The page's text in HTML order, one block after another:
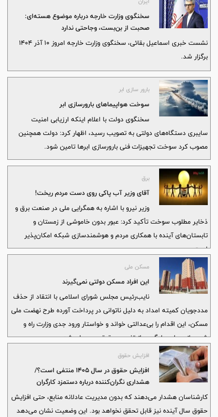
سخنگوی وزارت خارجه درباره موضوع هسته‌ای:
صحبت از بن‌بست، وجاحتی ندارد
نشست خبری اسماعیل بقائی، سخنگوی وزارت خارجه امروز ۱۰ آذر ۱۴۰۴
برگزار شد.
بارور سازی ابر
سوخت هواپیماهای بارورسازی ابر
سخنگوی دولت با اعلام اینکه ارزیابی امنیت
سایبری دستگاه‌های دولتی به تصویب رسید، اظهار کرد: دولت همچنین
مصوب کرد سوخت تجهیزات فنی بارورسازی ابرها تامین شود.
برق
آقای وزیر آب پاکی روی دست مردم ریخت!
وزیر نیرو با اشاره به همگرایی ملی در صنعت برق و
ذخایر مطلوب سوخت تأکید کرد: عبور بدون خاموشی از زمستان و
تابستان‌های آینده با همکاری مردم و هوشمندسازی شبکه امکان‌پذیر
است.
مسکن ملی
این افراد مسکن دولتی نمی‌گیرند
نایب‌رئیس مجلس شورای اسلامی با انتقاد از حذف
مددجویان کمیته امداد به دلیل ناتوانی در پرداخت آورده طرح نهضت ملی
مسکن، این اقدام را بی‌عدالتی خواند و خواستار ورود جدی وزارت راه و
شهرسازی برای جلوگیری از تضییع حقوق محرومان شد.
افزایش حقوق
افزایش حقوق در سال ۱۴۰۵ منتفی است؟/
هشداری نگران‌کننده درباره دستمزد کارگران
کارشناسان هشدار می‌دهند که بدون مدیریت عادلانه منابع، حتی افزایش
حقوق سال آینده نیز قابل تحقق نخواهد بود. این وضعیت نشان می‌دهد